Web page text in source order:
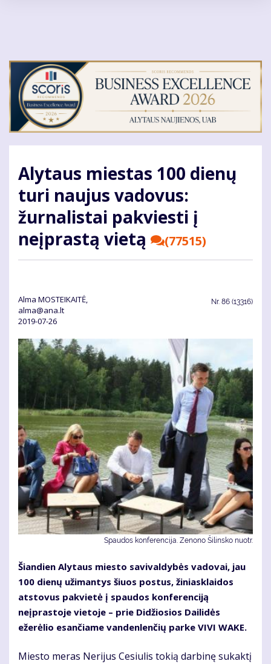
Alytaus miestas 100 dienų
turi naujus vadovus:
žurnalistai pakviesti į
neįprastą vietą
(77515)
Alma MOSTEIKAITĖ,
alma@ana.lt
2019-07-26
Nr. 86 (13316)
Spaudos konferencija. Zenono Šilinsko nuotr.
Šiandien Alytaus miesto savivaldybės vadovai, jau
100 dienų užimantys šiuos postus, žiniasklaidos
atstovus pakvietė į spaudos konferenciją
neįprastoje vietoje – prie Didžiosios Dailidės
ežerėlio esančiame vandenlenčių parke VIVI WAKE.
Miesto meras Nerijus Cesiulis tokią darbinę sukaktį